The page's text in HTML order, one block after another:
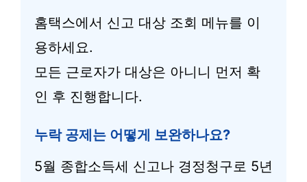
홈택스에서 신고 대상 조회 메뉴를 이
용하세요.
모든 근로자가 대상은 아니니 먼저 확
인 후 진행합니다.
누락 공제는 어떻게 보완하나요?
5월 종합소득세 신고나 경정청구로 5년